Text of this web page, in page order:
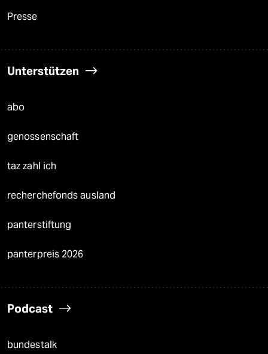
Presse
Unterstützen
abo
genossenschaft
taz zahl ich
recherchefonds ausland
panterstiftung
panterpreis 2026
Podcast
bundestalk